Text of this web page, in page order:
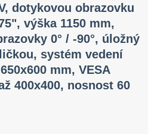
dotykovou obrazovku
výška 1150 mm,
0° / -90°, úložný
systém vedení
mm, VESA
400x400, nosnost 60